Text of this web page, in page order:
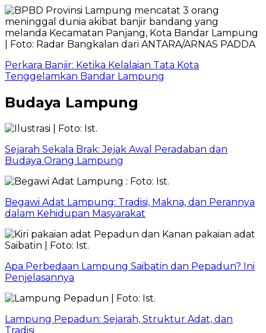
Perkara Banjir: Ketika Kelalaian Tata Kota
Tenggelamkan Bandar Lampung
Budaya Lampung
Sejarah Sekala Brak: Jejak Awal Peradaban dan
Budaya Orang Lampung
Begawi Adat Lampung: Tradisi, Makna, dan Perannya
dalam Kehidupan Masyarakat
Apa Perbedaan Lampung Saibatin dan Pepadun? Ini
Penjelasannya
Lampung Pepadun: Sejarah, Struktur Adat, dan
Tradisi